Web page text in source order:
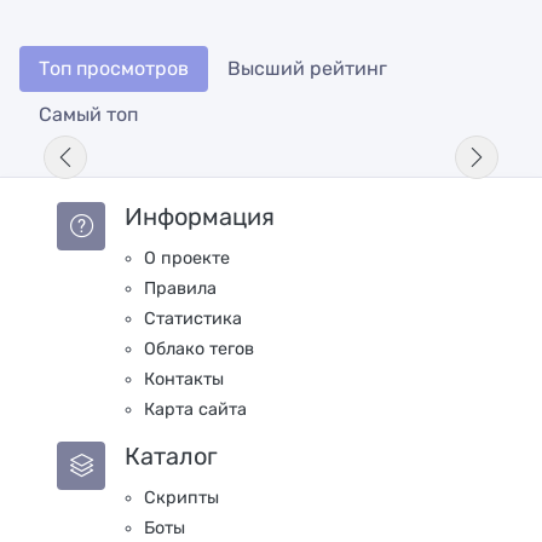
Топ просмотров
Высший рейтинг
Самый топ
Информация
О проекте
Правила
Статистика
Облако тегов
Контакты
Карта сайта
Каталог
Скрипты
Боты